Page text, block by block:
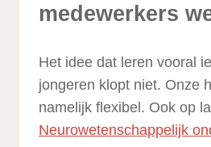
medewerkers
Het idee dat leren vooral
jongeren klopt niet. Onze
namelijk flexibel. Ook op
Neurowetenschappelijk